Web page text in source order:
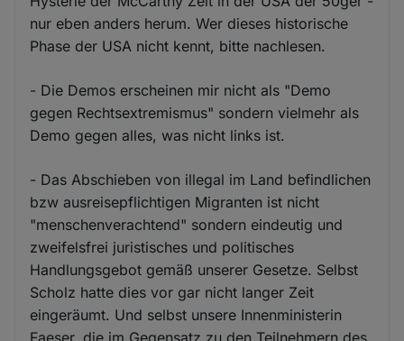
nur eben anders herum. Wer dieses historische
Phase der USA nicht kennt, bitte nachlesen.
- Die Demos erscheinen mir nicht als "Demo
gegen Rechtsextremismus" sondern vielmehr als
Demo gegen alles, was nicht links ist.
- Das Abschieben von illegal im Land befindlichen
bzw ausreisepflichtigen Migranten ist nicht
"menschenverachtend" sondern eindeutig und
zweifelsfrei juristisches und politisches
Handlungsgebot gemäß unserer Gesetze. Selbst
Scholz hatte dies vor gar nicht langer Zeit
eingeräumt. Und selbst unsere Innenministerin